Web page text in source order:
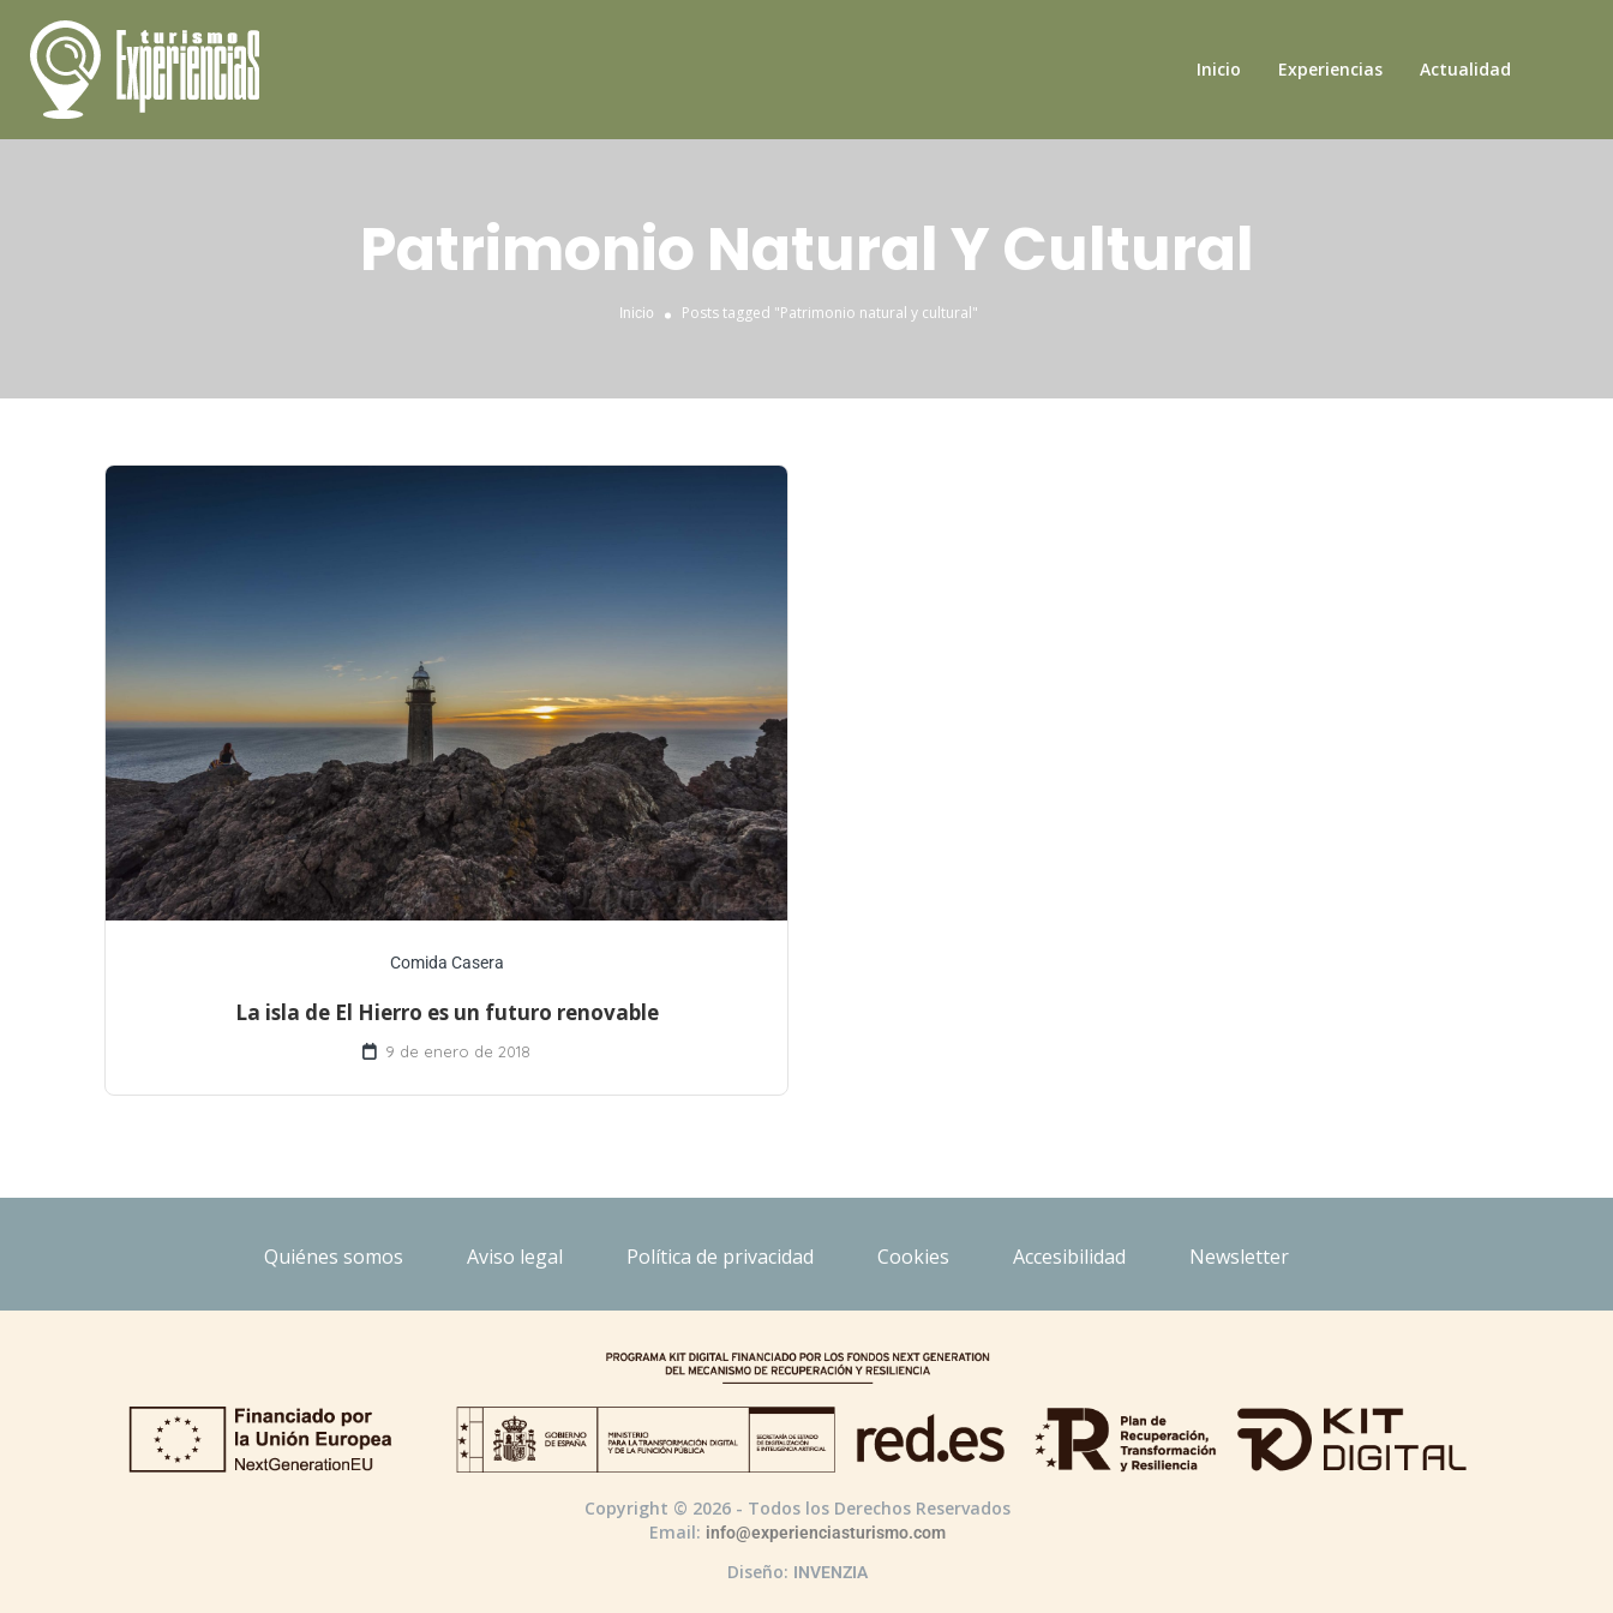
Inicio Experiencias Actualidad
Patrimonio Natural Y Cultural
Inicio Posts tagged "Patrimonio natural y cultural"
Comida Casera
La isla de El Hierro es un futuro renovable
9 de enero de 2018
Quiénes somos Aviso legal Política de privacidad Cookies Accesibilidad Newsletter
Copyright © 2026 - Todos los Derechos Reservados
Email: info@experienciasturismo.com
Diseño: INVENZIA